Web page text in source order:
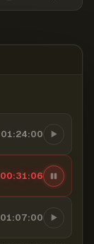
01:24:00
00:31:06
01:07:00